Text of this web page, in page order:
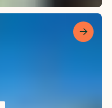
Les mer